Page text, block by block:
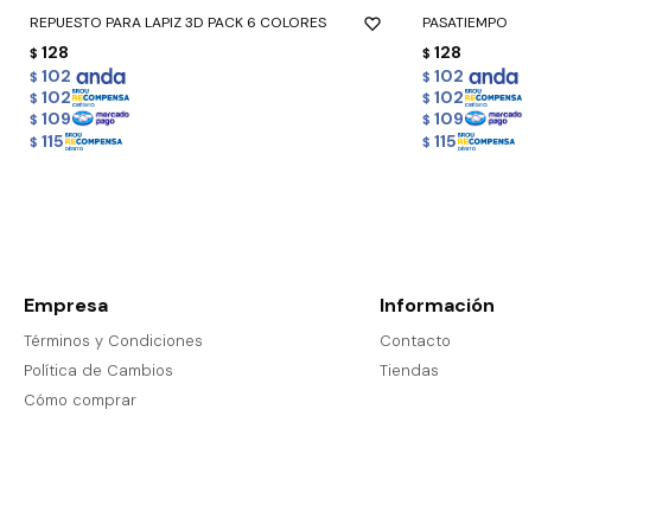
REPUESTO PARA LAPIZ 3D PACK 6 COLORES
$ 128
$ 102
$ 102
$ 109
$ 115
PASATIEMPO
$ 128
$ 102
$ 102
$ 109
$ 115
Empresa
Términos y Condiciones
Política de Cambios
Cómo comprar
Información
Contacto
Tiendas